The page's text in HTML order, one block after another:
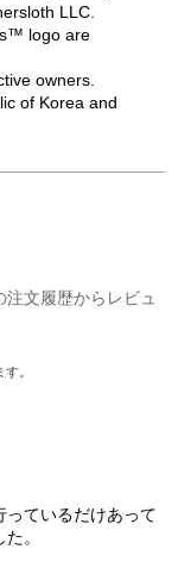
LLC.
logo are
owners.
of Korea and
注文履歴からレビュ
。
ているだけあって
。